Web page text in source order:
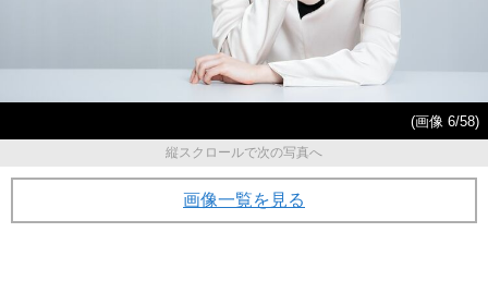
(画像 6/58)
縦スクロールで次の写真へ
画像一覧を見る